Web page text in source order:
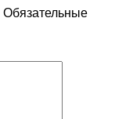
Обязательные